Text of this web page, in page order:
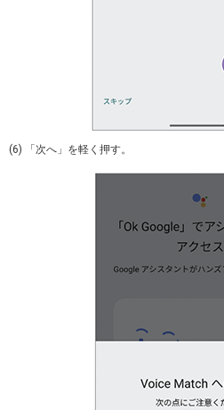
(6) 「次へ」を軽く押す。